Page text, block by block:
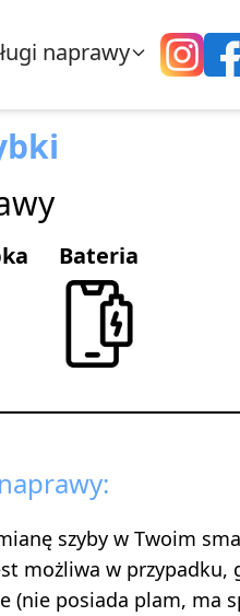
naprawy
Bateria
szyby w Twoim
możliwa w przypadku,
(nie posiada plam, ma